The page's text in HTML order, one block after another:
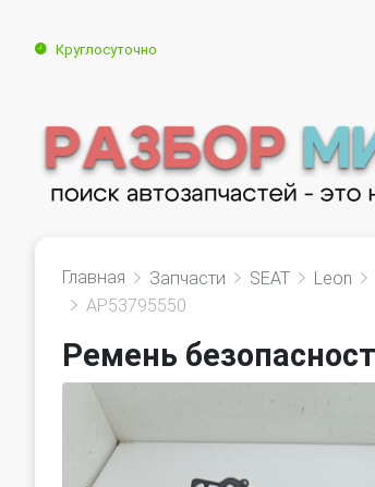
Круглосуточно
Главная Запчасти SEAT Leon
AP53795550
Ремень